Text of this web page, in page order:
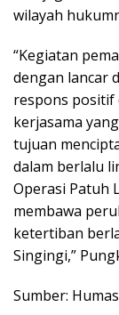
wilayah
“Kegiatan
dengan lancar
respons positif
kerjasama
tujuan
dalam berlalu
Operasi Patuh
membawa
ketertiban
Singingi,”
Sumber: